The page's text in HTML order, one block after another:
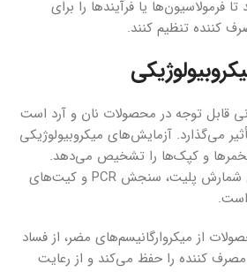
فرمولاسیون‌ها یا فرآیندها را برای
کننده تنظیم کنند.
قابل توجه در محصولات نان و آرد است
می‌گذارد. آزمایش‌های میکروبیولوژیکی
و کپک‌ها را تشخیص می‌دهد.
روش‌های استاندارد شامل شمارش پلیت، سنجش PCR و کیت‌های
از میکروارگانیسم‌های مضر، از فساد
کننده را حفظ می‌کند و از رعایت